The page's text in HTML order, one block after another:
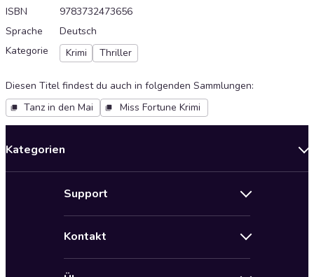
ISBN
9783732473656
Sprache
Deutsch
Kategorie
Krimi Thriller
Diesen Titel findest du auch in folgenden Sammlungen:
Tanz in den Mai
Miss Fortune Krimi
Kategorien
Support
AGB für Audioteka Abo
Kontakt